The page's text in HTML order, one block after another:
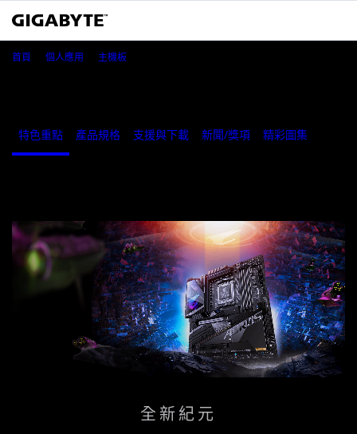
首頁 個人應用 主機板
特色重點 產品規格 支援與下載 新聞/獎項 精彩圖集
全新紀元